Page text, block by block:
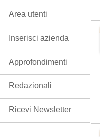
Area utenti
Inserisci azienda
Approfondimenti
Redazionali
Ricevi Newsletter